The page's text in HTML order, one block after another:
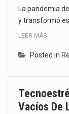
La pandemia
y transformó
LEER MÁS
Posted in
Vacíos De